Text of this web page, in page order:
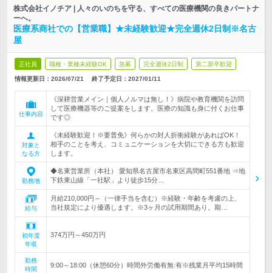
株式会社イノチア | 人々のいのちを守る、すべての医療機関の良きパートナ
ーへ。
医療系商社での【営業職】★未経験歓迎★完全週休2日制※名古
屋
正社員 職種・業種未経験OK 急募 完全週休2日制 第二新卒歓迎
情報更新日：2026/07/21 終了予定日： 2027/01/11
仕事内容
《深耕営業メイン｜個人ノルマは無し！》病院や教育機関を訪問
して医療機器等のご提案をします。医療の知識も身に付くお仕事
です◎
対象と
なる方
《未経験歓迎！※要普免》何らかの対人折衝経験があればOK！
相手のことを考え、コミュニケーションを大切にできる方も歓迎
します。
勤務地
◆名東営業所（本社） 愛知県名古屋市名東区高間町551番地 ⇒地
下鉄東山線「一社駅」より徒歩15分…
給与
月給210,000円～（一律手当を含む）※経験・年齢を考慮の上、
当社規定により優遇します。※3ヶ月の試用期間あり。期…
初年度
年収
374万円～450万円
勤務
時間
9:00～18:00（休憩60分）時間外労働有無:有※残業月平均15時間